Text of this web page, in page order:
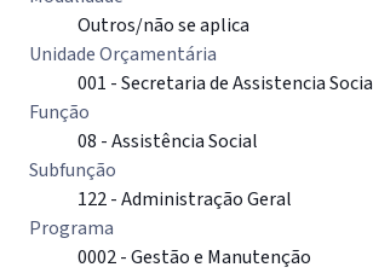
Outros/não se aplica
Unidade Orçamentária
001 - Secretaria de Assistencia
Função
08 - Assistência Social
Subfunção
122 - Administração Geral
Programa
0002 - Gestão e Manutenção